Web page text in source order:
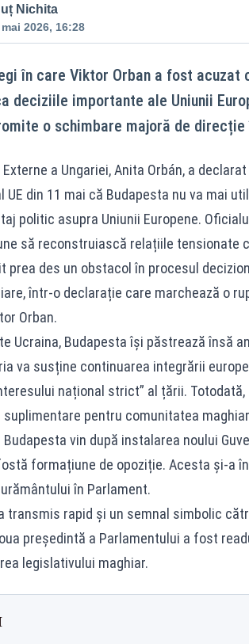
Nichita
mai 2026, 16:28
în care Viktor Orban a fost
deciziile importante ale Uniunii
o schimbare majoră de
a Ungariei, Anita Orbán, a
UE din 11 mai că Budapesta nu va mai
politic asupra Uniunii Europene.
să reconstruiască relațiile tensionate
prea des un obstacol în procesul
într-o declarație care marchează o
Orban.
Ucraina, Budapesta își păstrează însă
va susține continuarea integrării
național strict” al țării.
pentru comunitatea
vin după instalarea noului
formațiune de opoziție. Acesta și-a
în Parlament.
transmis rapid și un semnal simbolic
președintă a Parlamentului a fost
legislativului maghiar.